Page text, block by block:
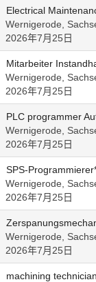
Electrical
Wernigerode,
2026年7月25日
Mitarbeiter
Wernigerode,
2026年7月25日
PLC programmer
Wernigerode,
2026年7月25日
SPS-
Wernigerode,
2026年7月25日
Wernigerode,
2026年7月25日
machining